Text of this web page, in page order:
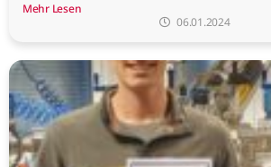
Mehr Lesen
06.01.2024